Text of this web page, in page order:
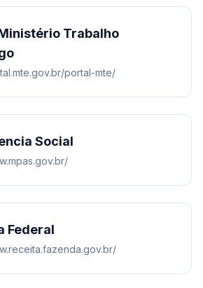
Trabalho
portal-mte/
Social
Federal